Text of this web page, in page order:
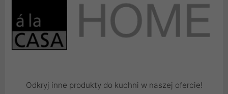
Odkryj inne produkty do kuchni w naszej ofercie!